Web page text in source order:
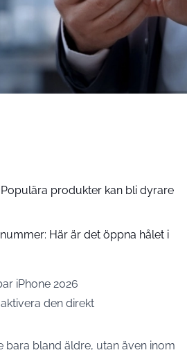
produkter kan bli dyrare
Här är det öppna hålet i
iPhone 2026
den direkt
bara bland äldre, utan även inom